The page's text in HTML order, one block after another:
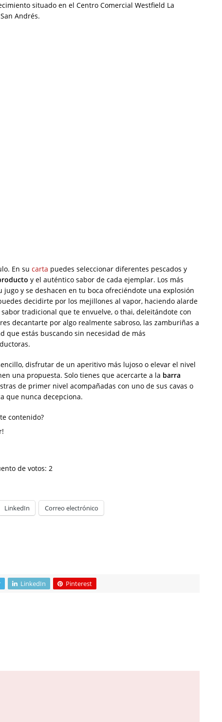
situado en el Centro Comercial Westfield La
Andrés.
En su carta puedes seleccionar diferentes pescados y
y el auténtico sabor de cada ejemplar. Los más
jugo y se deshacen en tu boca ofreciéndote una explosión
decidirte por los mejillones al vapor, haciendo alarde
tradicional que te envuelve, o thai, deleitándote con
decantarte por algo realmente sabroso, las zamburiñas a
que estás buscando sin necesidad de más
disfrutar de un aperitivo más lujoso o elevar el nivel
una propuesta. Solo tienes que acercarte a la barra
de primer nivel acompañadas con uno de sus cavas o
que nunca decepciona.
contenido?
de votos: 2
LinkedIn Correo electrónico
LinkedIn Pinterest